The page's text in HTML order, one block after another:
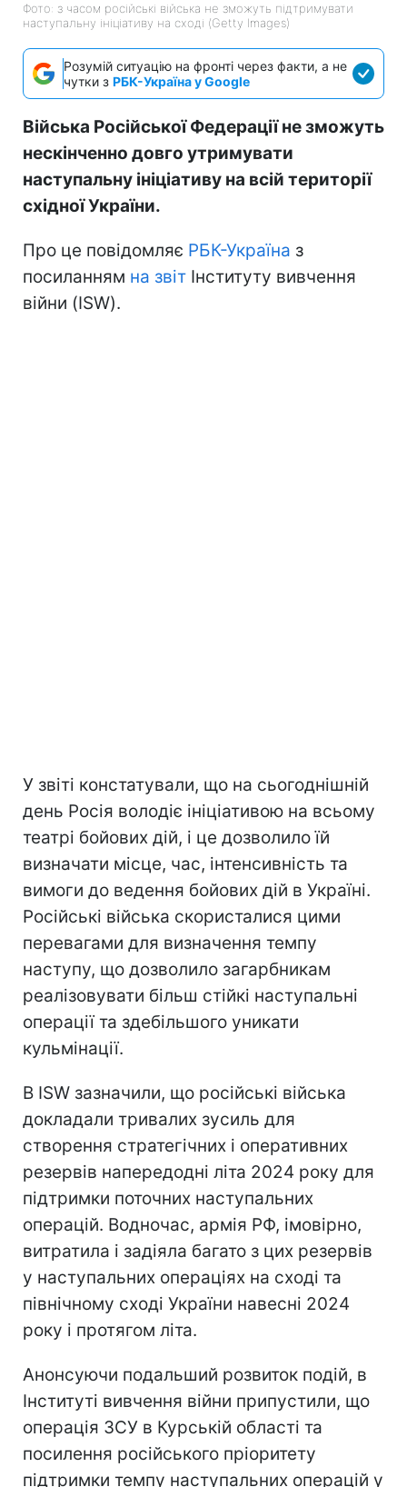
Фото: з часом російські війська не зможуть підтримувати
наступальну ініціативу на сході (Getty Images)
Розумій ситуацію на фронті через факти, а не
чутки з РБК-Україна у Google
Війська Російської Федерації не зможуть
нескінченно довго утримувати
наступальну ініціативу на всій території
східної України.
Про це повідомляє РБК-Україна з
посиланням на звіт Інституту вивчення
війни (ISW).
У звіті констатували, що на сьогоднішній
день Росія володіє ініціативою на всьому
театрі бойових дій, і це дозволило їй
визначати місце, час, інтенсивність та
вимоги до ведення бойових дій в Україні.
Російські війська скористалися цими
перевагами для визначення темпу
наступу, що дозволило загарбникам
реалізовувати більш стійкі наступальні
операції та здебільшого уникати
кульмінації.
В ISW зазначили, що російські війська
докладали тривалих зусиль для
створення стратегічних і оперативних
резервів напередодні літа 2024 року для
підтримки поточних наступальних
операцій. Водночас, армія РФ, імовірно,
витратила і задіяла багато з цих резервів
у наступальних операціях на сході та
північному сході України навесні 2024
року і протягом літа.
Анонсуючи подальший розвиток подій, в
Інституті вивчення війни припустили, що
операція ЗСУ в Курській області та
посилення російського пріоритету
підтримки темпу наступальних операцій у